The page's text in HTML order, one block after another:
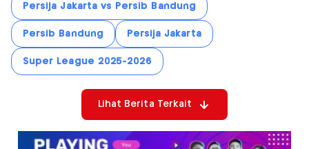
Persija Jakarta vs Persib Bandung
Persib Bandung Persija Jakarta
Super League 2025-2026
Lihat Berita Terkait